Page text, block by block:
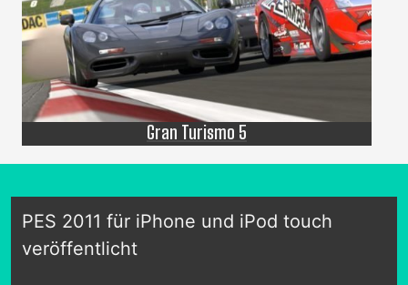
Gran Turismo 5
PES 2011 für iPhone und iPod touch
veröffentlicht